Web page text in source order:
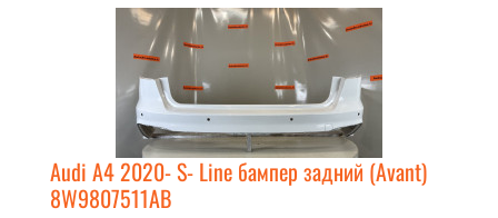
Audi A4 2020- S- Line бампер задний (Avant)
8W9807511AB